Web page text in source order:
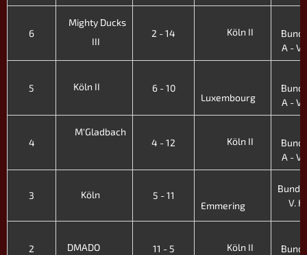
6
Mighty Ducks
III
2 - 14 Köln II
A - V.
5 Köln II 6 - 10
Luxembourg
A - V.
4
M'Gladbach
4 - 12
Köln II
A - V.
3 Köln
5 - 11
Emmering
V.
2 DMADO 11 - 5 Köln II